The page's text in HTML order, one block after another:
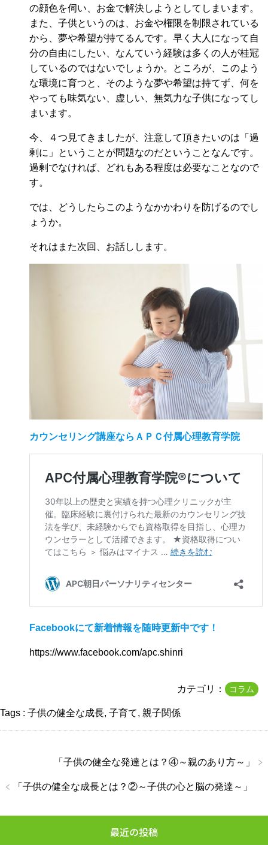
の顔色を伺い、お金で解決しようとしてしまいます。
また、子供というのは、お金や権限を制限されている
から、夢や希望が持てるんです。早く大人になって自
分の自由にしたい、なんていう経験は多くの人が桂冠
しているのではないでしょうか。ところが、このよう
な環境に育つと、そのような夢や希望は持てず、何を
やっても味気ない、虚しい、無気力な子供になってし
まいます。
今、４つ見てきましたが、注意して頂きたいのは「過
剰に」ということが問題なのだということなんです。
過剰でなければ、どれもある程度は必要なことなので
す。
では、どうしたらこのようなかかわりを防げるのでし
ょうか。
それはまた次回、お話しします。
カウンセリング講座ならＡＰＣ付属心理教育学院
Facebookにて新着情報を随時更新中です！
https://www.facebook.com/apc.shinri
カテゴリ： コラム
Tags : 子供の健全な成長, 子育て, 親子関係
「子供の健全な発達とは？④～親のあり方～ 」
「 子供の健全な成長とは？②～子供の心と脳の発達～ 」
最近の投稿